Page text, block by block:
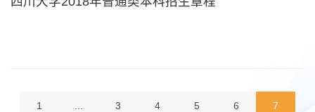
1 ... 3 4 5 6 7